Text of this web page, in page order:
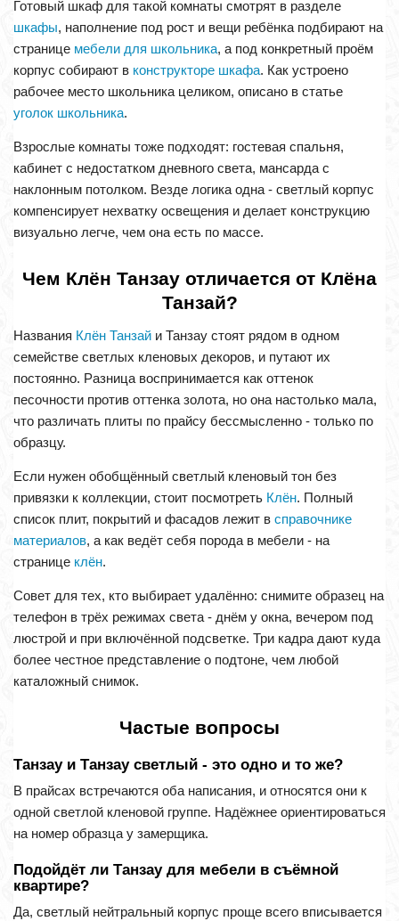
Готовый шкаф для такой комнаты смотрят в разделе
шкафы, наполнение под рост и вещи ребёнка подбирают на
странице мебели для школьника, а под конкретный проём
корпус собирают в конструкторе шкафа. Как устроено
рабочее место школьника целиком, описано в статье
уголок школьника.
Взрослые комнаты тоже подходят: гостевая спальня,
кабинет с недостатком дневного света, мансарда с
наклонным потолком. Везде логика одна - светлый корпус
компенсирует нехватку освещения и делает конструкцию
визуально легче, чем она есть по массе.
Чем Клён Танзау отличается от Клёна
Танзай?
Названия Клён Танзай и Танзау стоят рядом в одном
семействе светлых кленовых декоров, и путают их
постоянно. Разница воспринимается как оттенок
песочности против оттенка золота, но она настолько мала,
что различать плиты по прайсу бессмысленно - только по
образцу.
Если нужен обобщённый светлый кленовый тон без
привязки к коллекции, стоит посмотреть Клён. Полный
список плит, покрытий и фасадов лежит в справочнике
материалов, а как ведёт себя порода в мебели - на
странице клён.
Совет для тех, кто выбирает удалённо: снимите образец на
телефон в трёх режимах света - днём у окна, вечером под
люстрой и при включённой подсветке. Три кадра дают куда
более честное представление о подтоне, чем любой
каталожный снимок.
Частые вопросы
Танзау и Танзау светлый - это одно и то же?
В прайсах встречаются оба написания, и относятся они к
одной светлой кленовой группе. Надёжнее ориентироваться
на номер образца у замерщика.
Подойдёт ли Танзау для мебели в съёмной
квартире?
Да, светлый нейтральный корпус проще всего вписывается